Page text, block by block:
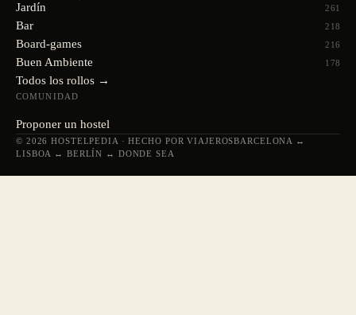
Jardín 261
Bar 218
Board-games 216
Buen Ambiente 178
Todos los rollos →
COMUNIDAD
Proponer un hostel
© 2026 HOSTELPEDIA · HECHO POR VIAJEROSBARCELONA ↔
LISBOA ↔ BERLÍN ↔ DONDE SEA